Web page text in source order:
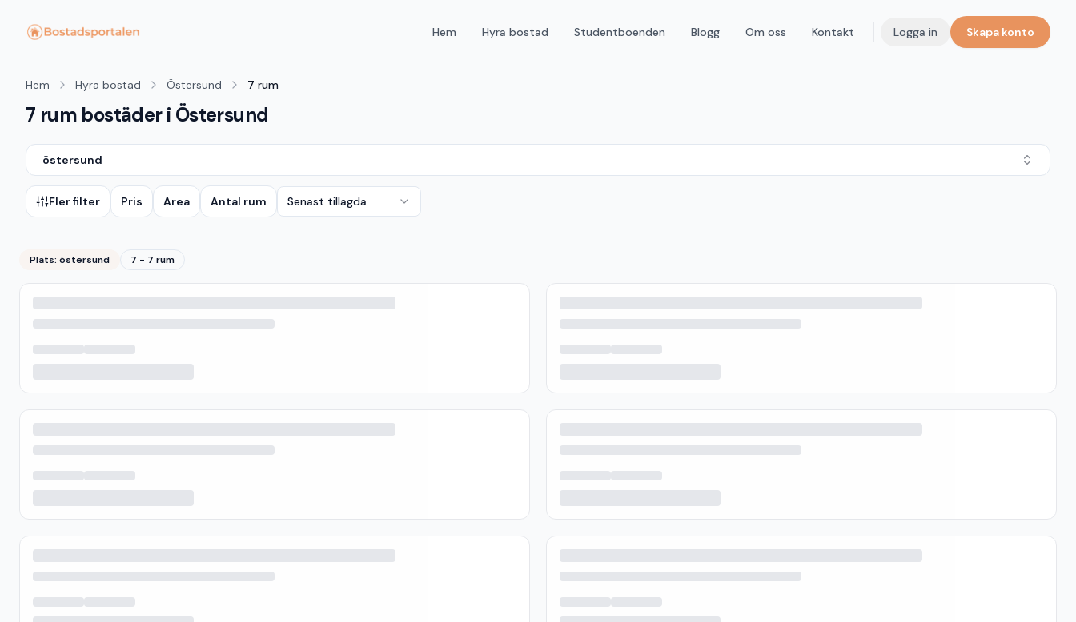
Hem Hyra bostad Studentboenden Blogg Om oss Kontakt Logga in Skapa konto
Hem Hyra bostad Östersund 7 rum
7 rum bostäder i Östersund
östersund
Fler filter Pris Area Antal rum Senast tillagda
Plats: östersund 7 - 7 rum